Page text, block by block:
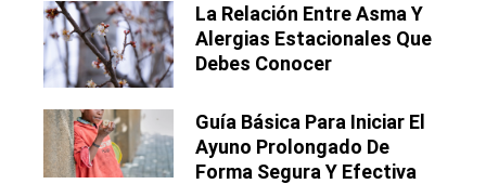
La Relación Entre Asma Y
Alergias Estacionales Que
Debes Conocer
Guía Básica Para Iniciar El
Ayuno Prolongado De
Forma Segura Y Efectiva